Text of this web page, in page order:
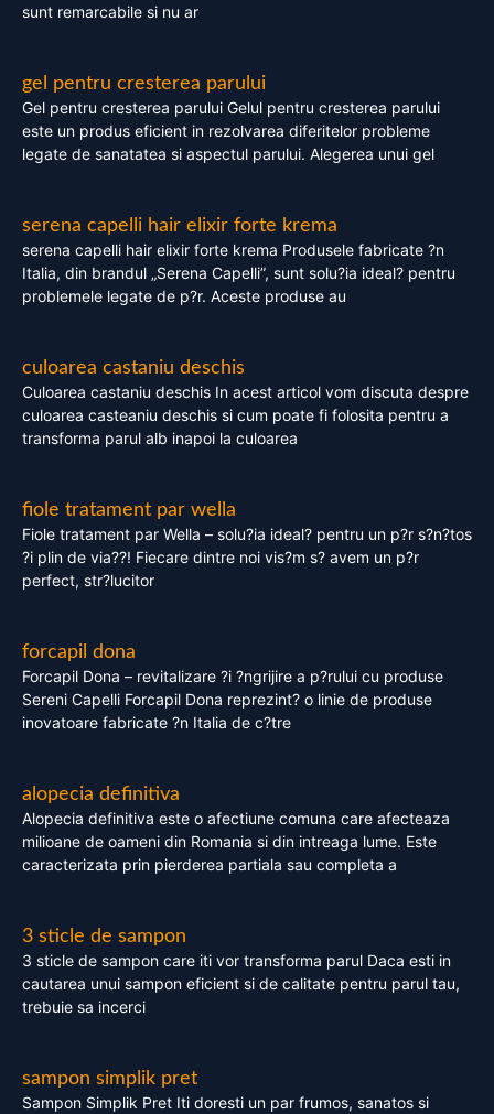
sunt remarcabile si nu ar
gel pentru cresterea parului
Gel pentru cresterea parului Gelul pentru cresterea parului
este un produs eficient in rezolvarea diferitelor probleme
legate de sanatatea si aspectul parului. Alegerea unui gel
serena capelli hair elixir forte krema
serena capelli hair elixir forte krema Produsele fabricate ?n
Italia, din brandul „Serena Capelli”, sunt solu?ia ideal? pentru
problemele legate de p?r. Aceste produse au
culoarea castaniu deschis
Culoarea castaniu deschis In acest articol vom discuta despre
culoarea casteaniu deschis si cum poate fi folosita pentru a
transforma parul alb inapoi la culoarea
fiole tratament par wella
Fiole tratament par Wella – solu?ia ideal? pentru un p?r s?n?tos
?i plin de via??! Fiecare dintre noi vis?m s? avem un p?r
perfect, str?lucitor
forcapil dona
Forcapil Dona – revitalizare ?i ?ngrijire a p?rului cu produse
Sereni Capelli Forcapil Dona reprezint? o linie de produse
inovatoare fabricate ?n Italia de c?tre
alopecia definitiva
Alopecia definitiva este o afectiune comuna care afecteaza
milioane de oameni din Romania si din intreaga lume. Este
caracterizata prin pierderea partiala sau completa a
3 sticle de sampon
3 sticle de sampon care iti vor transforma parul Daca esti in
cautarea unui sampon eficient si de calitate pentru parul tau,
trebuie sa incerci
sampon simplik pret
Sampon Simplik Pret Iti doresti un par frumos, sanatos si